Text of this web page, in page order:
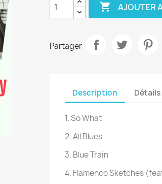
 AJOUTER
Partager
Description
1. So What
2. All Blues
3. Blue Train
4. Flamenco Sketches